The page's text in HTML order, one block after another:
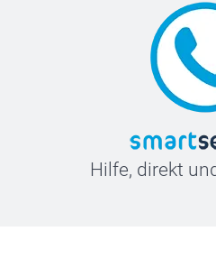
Hilfe, direkt